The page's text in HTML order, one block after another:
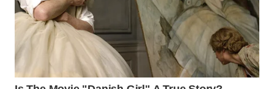
ADVOKAT
WAHANA
INFRASTRUKTUR
WAHANA